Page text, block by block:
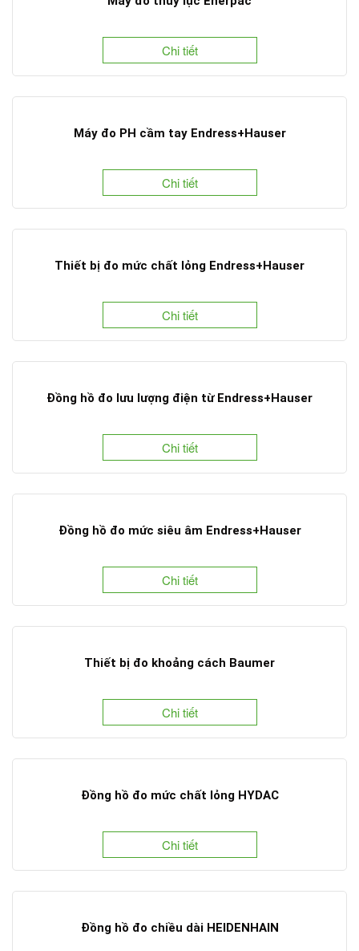
Chi tiết
Máy đo PH cầm tay Endress+Hauser
Chi tiết
Thiết bị đo mức chất lỏng Endress+Hauser
Chi tiết
Đồng hồ đo lưu lượng điện từ Endress+Hauser
Chi tiết
Đồng hồ đo mức siêu âm Endress+Hauser
Chi tiết
Thiết bị đo khoảng cách Baumer
Chi tiết
Đồng hồ đo mức chất lỏng HYDAC
Chi tiết
Đồng hồ đo chiều dài HEIDENHAIN